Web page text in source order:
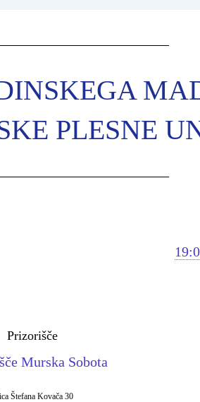
PLESNE
Prizorišče
Murska Sobota
Štefana Kovača 30